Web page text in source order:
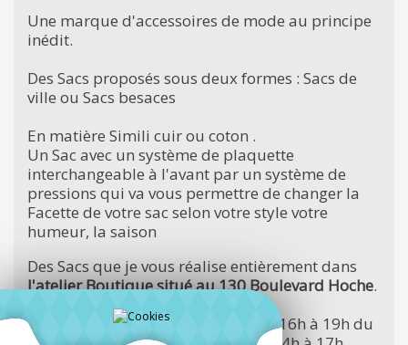
Une marque d'accessoires de mode au principe
inédit.
Des Sacs proposés sous deux formes : Sacs de
ville ou Sacs besaces
En matière Simili cuir ou coton .
Un Sac avec un système de plaquette
interchangeable à l'avant par un système de
pressions qui va vous permettre de changer la
Facette de votre sac selon votre style votre
humeur, la saison
Des Sacs que je vous réalise entièrement dans
l'atelier Boutique situé au 130 Boulevard Hoche.
Vous êtes attendus dès janvier : de 16h à 19h du